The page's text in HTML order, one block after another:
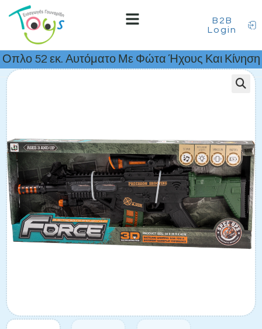
B2B
Login
Οπλο 52 εκ. Αυτόματο Με Φώτα Ήχους Και Κίνηση